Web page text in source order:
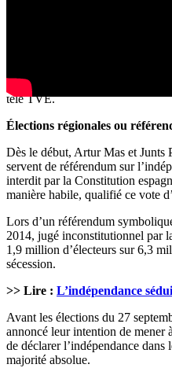
catalans « ont en effet gagné le
mais pas le droit de déclaré
comme ils le souhaitaient », a
Escolar dimanche après-midi à
remporté les élections mais pas
souligné Víctor Arribas,
télé TVE.
Élections régionales ou
Dès le début, Artur Mas et Junts
servent de référendum sur
interdit par la Constitution
manière habile, qualifié ce vote
Lors d’un référendum
2014, jugé inconstitutionnel par
1,9 million d’électeurs sur 6,3
sécession.
>> Lire : L’indépendance
Avant les élections du 27
annoncé leur intention de mener
de déclarer l’indépendance dans
majorité absolue.